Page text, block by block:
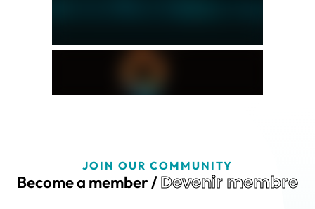
JOIN OUR COMMUNITY
Become a member /Devenir membre